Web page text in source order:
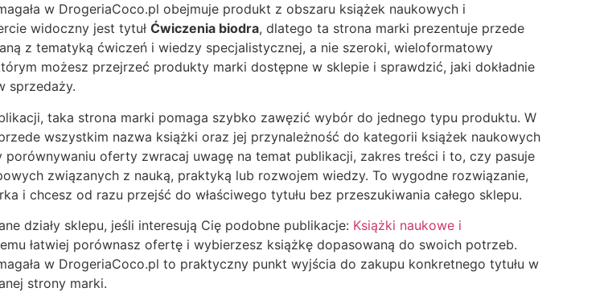
w DrogeriaCoco.pl obejmuje produkt z obszaru książek naukowych i
widoczny jest tytuł Ćwiczenia biodra, dlatego ta strona marki prezentuje przede
z tematyką ćwiczeń i wiedzy specjalistycznej, a nie szeroki, wieloformatowy
możesz przejrzeć produkty marki dostępne w sklepie i sprawdzić, jaki dokładnie
sprzedaży.
taka strona marki pomaga szybko zawęzić wybór do jednego typu produktu. W
wszystkim nazwa książki oraz jej przynależność do kategorii książek naukowych
porównywaniu oferty zwracaj uwagę na temat publikacji, zakres treści i to, czy pasuje
związanych z nauką, praktyką lub rozwojem wiedzy. To wygodne rozwiązanie,
i chcesz od razu przejść do właściwego tytułu bez przeszukiwania całego sklepu.
działy sklepu, jeśli interesują Cię podobne publikacje: Książki naukowe i
łatwiej porównasz ofertę i wybierzesz książkę dopasowaną do swoich potrzeb.
w DrogeriaCoco.pl to praktyczny punkt wyjścia do zakupu konkretnego tytułu w
strony marki.